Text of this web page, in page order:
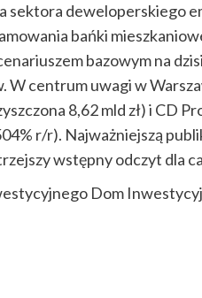
sektora deweloperskiego
bańki
bazowym na
W centrum uwagi w
8,62 mld zł) i CD
r/r). Najważniejszą
wstępny odczyt dla
Dom